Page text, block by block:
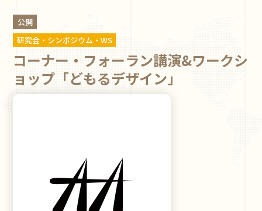
公開
研究会・シンポジウム・WS
コーナー・フォーラン講演&ワークシ
ョップ「どもるデザイン」